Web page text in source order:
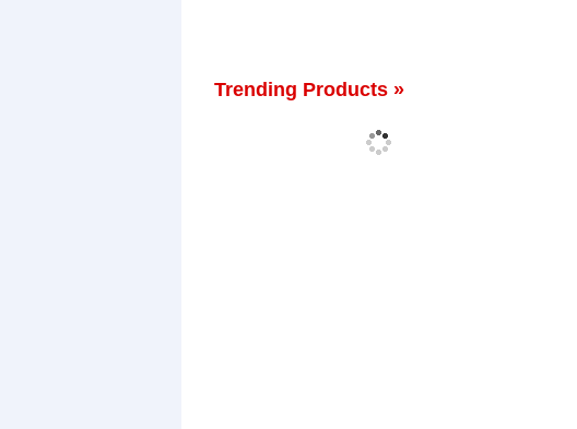
Trending Products »